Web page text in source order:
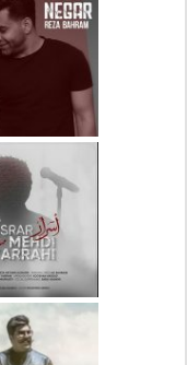
دانلود آلبوم
خسروی بنام
دانلود آهنگ
بهرام بنام
دانلود آهنگ
یراحی بنام